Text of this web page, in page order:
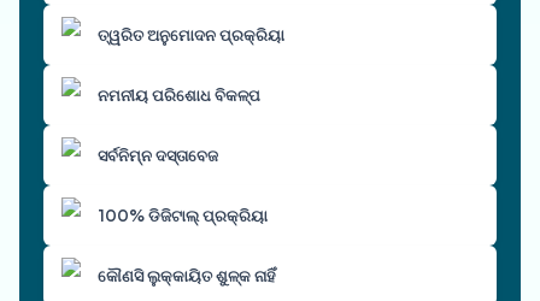
ତ୍ୱରିତ ଅନୁମୋଦନ ପ୍ରକ୍ରିୟା
ନମନୀୟ ପରିଶୋଧ ବିକଳ୍ପ
ସର୍ବନିମ୍ନ ଦସ୍ତାବେଜ
100% ଡିଜିଟାଲ୍ ପ୍ରକ୍ରିୟା
କୌଣସି ଲୁକ୍କାୟିତ ଶୁଳ୍କ ନାହିଁ